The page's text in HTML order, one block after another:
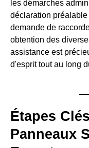
les démarches
déclaration
demande de
obtention des
assistance est
d'esprit tout au long
Étapes
Panneaux